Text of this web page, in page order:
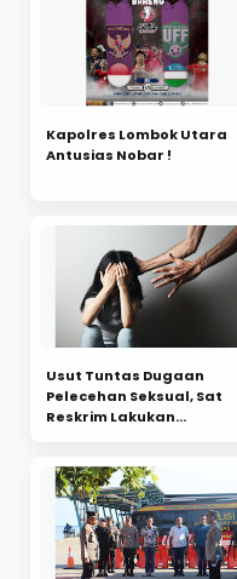
Kapolres Lombok Utara
Antusias Nobar !
Usut Tuntas Dugaan
Pelecehan Seksual, Sat
Reskrim Lakukan